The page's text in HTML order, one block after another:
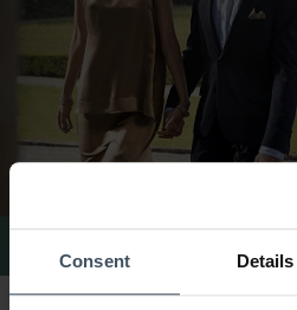
Consent Details